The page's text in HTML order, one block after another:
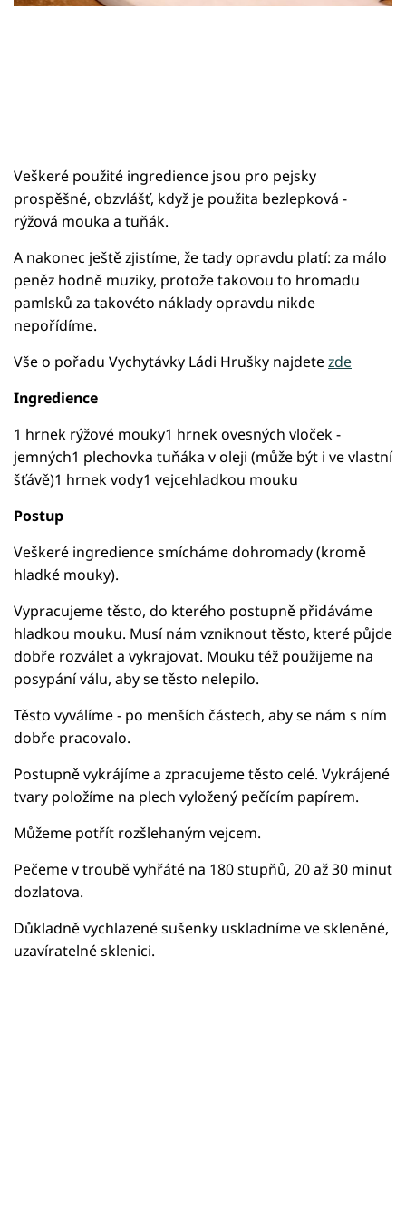
Veškeré použité ingredience jsou pro pejsky
prospěšné, obzvlášť, když je použita bezlepková -
rýžová mouka a tuňák.
A nakonec ještě zjistíme, že tady opravdu platí: za málo
peněz hodně muziky, protože takovou to hromadu
pamlsků za takovéto náklady opravdu nikde
nepořídíme.
Vše o pořadu Vychytávky Ládi Hrušky najdetezde
Ingredience
1 hrnek rýžové mouky1 hrnek ovesných vloček -
jemných1 plechovka tuňáka v oleji (může být i ve vlastní
šťávě)1 hrnek vody1 vejcehladkou mouku
Postup
Veškeré ingredience smícháme dohromady (kromě
hladké mouky).
Vypracujeme těsto, do kterého postupně přidáváme
hladkou mouku. Musí nám vzniknout těsto, které půjde
dobře rozválet a vykrajovat. Mouku též použijeme na
posypání válu, aby se těsto nelepilo.
Těsto vyválíme - po menších částech, aby se nám s ním
dobře pracovalo.
Postupně vykrájíme a zpracujeme těsto celé. Vykrájené
tvary položíme na plech vyložený pečícím papírem.
Můžeme potřít rozšlehaným vejcem.
Pečeme v troubě vyhřáté na 180 stupňů, 20 až 30 minut
dozlatova.
Důkladně vychlazené sušenky uskladníme ve skleněné,
uzavíratelné sklenici.